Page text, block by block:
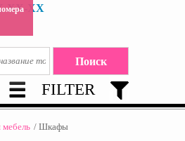
XX-XX
FILTER
мебель / Шкафы